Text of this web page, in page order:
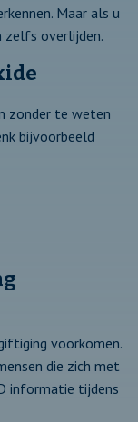
Maar als u
zelfs overlijden.
zonder te weten
bijvoorbeeld
voorkomen.
die zich met
informatie tijdens